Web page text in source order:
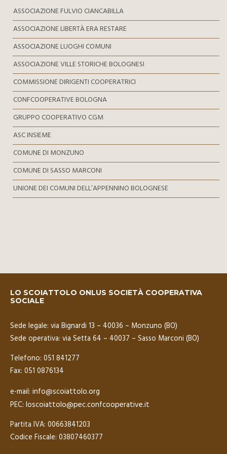
ASSOCIAZIONE FULVIO CIANCABILLA
ASSOCIAZIONE LIBERTÀ ERA RESTARE
ASSOCIAZIONE LUOGHI COMUNI
ASSOCIAZIONE VILLE STORICHE BOLOGNESI
COMMISSIONE DIRIGENTI COOPERATRICI
CONFCOOPERATIVE BOLOGNA
GRUPPO COOPERATIVO CGM
ASC INSIEME
COMUNE DI MONZUNO
COMUNE DI SASSO MARCONI
UNIONE DEI COMUNI DELL’APPENNINO BOLOGNESE
LO SCOIATTOLO ONLUS SOCIETÀ COOPERATIVA
SOCIALE
Sede legale: via Bignardi 13 – 40036 – Monzuno (BO)
Sede operativa: via Setta 64 – 40037 – Sasso Marconi (BO)
Telefono: 051 841277
Fax: 051 0876134
e-mail: info@scoiattolo.org
PEC: loscoiattolo@pec.confcooperative.it
Partita IVA: 00663841203
Codice Fiscale: 03807460377